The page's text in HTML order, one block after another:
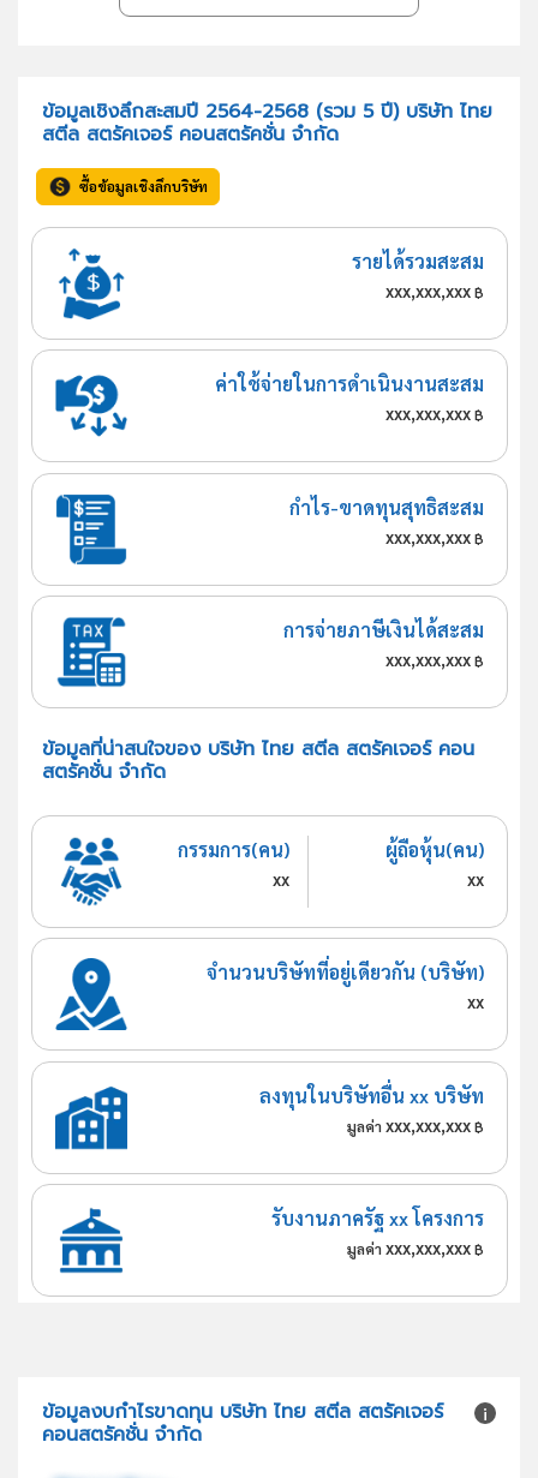
ข้อมูลเชิงลึกสะสมปี 2564-2568 (รวม 5 ปี) บริษัท ไทย
สตีล สตรัคเจอร์ คอนสตรัคชั่น จำกัด
ซื้อข้อมูลเชิงลึกบริษัท
รายได้รวมสะสม
xxx,xxx,xxx฿
ค่าใช้จ่ายในการดำเนินงานสะสม
xxx,xxx,xxx฿
กำไร-ขาดทุนสุทธิสะสม
xxx,xxx,xxx฿
การจ่ายภาษีเงินได้สะสม
xxx,xxx,xxx฿
ข้อมูลที่น่าสนใจของ บริษัท ไทย สตีล สตรัคเจอร์ คอน
สตรัคชั่น จำกัด
กรรมการ(คน)
xx
ผู้ถือหุ้น(คน)
xx
จำนวนบริษัทที่อยู่เดียวกัน (บริษัท)
xx
ลงทุนในบริษัทอื่น xx บริษัท
มูลค่า xxx,xxx,xxx ฿
รับงานภาครัฐ xx โครงการ
มูลค่า xxx,xxx,xxx ฿
ข้อมูลงบกำไรขาดทุน บริษัท ไทย สตีล สตรัคเจอร์
คอนสตรัคชั่น จำกัด